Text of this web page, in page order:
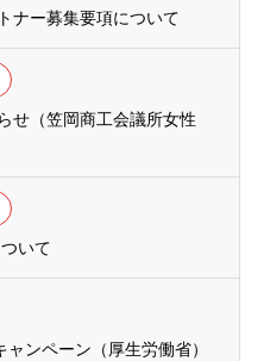
ナー募集要項について
せ（笠岡商工会議所女性
いて
ンペーン（厚生労働省）